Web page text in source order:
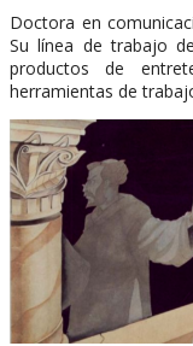
Doctora en
Su línea de trabajo
productos de
herramientas de